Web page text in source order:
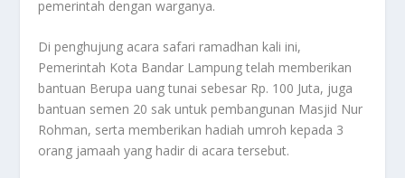
pemerintah dengan warganya.
Di penghujung acara safari ramadhan kali ini,
Pemerintah Kota Bandar Lampung telah memberikan
bantuan Berupa uang tunai sebesar Rp. 100 Juta, juga
bantuan semen 20 sak untuk pembangunan Masjid Nur
Rohman, serta memberikan hadiah umroh kepada 3
orang jamaah yang hadir di acara tersebut.